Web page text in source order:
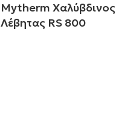
Mytherm Χαλύβδινος
Λέβητας RS 800